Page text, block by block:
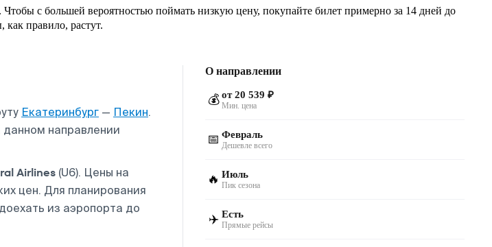
с большей вероятностью поймать низкую цену, покупайте билет примерно за 14 дней до
правило, растут.
Екатеринбург — Пекин.
направлении
Airlines (U6). Цены на
цен. Для планирования
из аэропорта до
О направлении
💰 от 20 539 ₽
Мин. цена
📅 Февраль
Дешевле всего
🔥 Июль
Пик сезона
✈️ Есть
Прямые рейсы